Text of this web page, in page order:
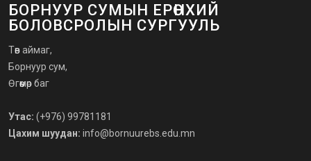
БОРНУУР СУМЫН ЕРӨНХИЙ
БОЛОВСРОЛЫН СУРГУУЛЬ
Төв аймаг,
Борнуур сум,
Өгөөмөр баг
Утас: (+976) 99781181
Цахим шуудан: info@bornuurebs.edu.mn